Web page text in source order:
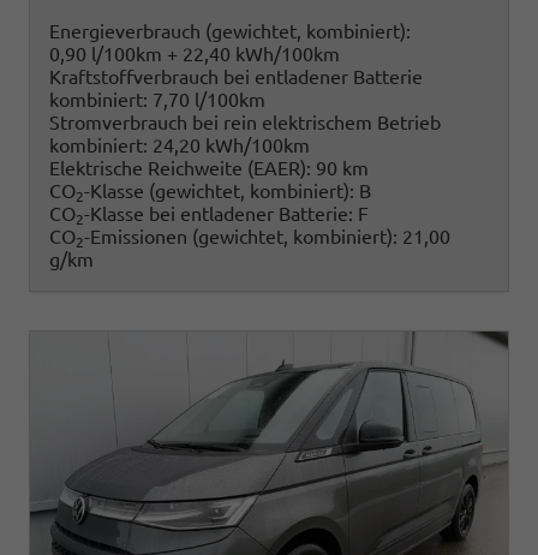
Energieverbrauch (gewichtet, kombiniert):
0,90 l/100km + 22,40 kWh/100km
Kraftstoffverbrauch bei entladener Batterie
kombiniert: 7,70 l/100km
Stromverbrauch bei rein elektrischem Betrieb
kombiniert: 24,20 kWh/100km
Elektrische Reichweite (EAER): 90 km
CO2-Klasse (gewichtet, kombiniert): B
CO2-Klasse bei entladener Batterie: F
CO2-Emissionen (gewichtet, kombiniert): 21,00
g/km